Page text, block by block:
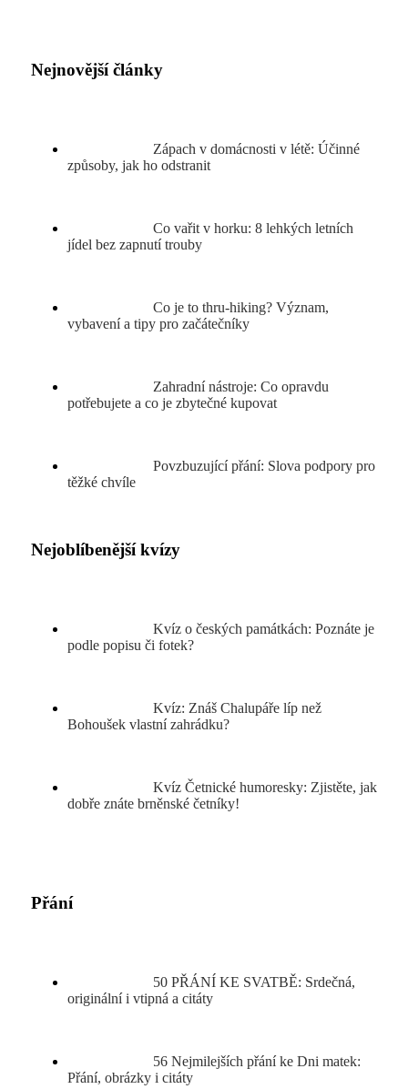
Nejnovější články
Zápach v domácnosti v létě: Účinné
způsoby, jak ho odstranit
Co vařit v horku: 8 lehkých letních
jídel bez zapnutí trouby
Co je to thru-hiking? Význam,
vybavení a tipy pro začátečníky
Zahradní nástroje: Co opravdu
potřebujete a co je zbytečné kupovat
Povzbuzující přání: Slova podpory pro
těžké chvíle
Nejoblíbenější kvízy
Kvíz o českých památkách: Poznáte je
podle popisu či fotek?
Kvíz: Znáš Chalupáře líp než
Bohoušek vlastní zahrádku?
Kvíz Četnické humoresky: Zjistěte, jak
dobře znáte brněnské četníky!
Přání
50 PŘÁNÍ KE SVATBĚ: Srdečná,
originální i vtipná a citáty
56 Nejmilejších přání ke Dni matek:
Přání, obrázky i citáty